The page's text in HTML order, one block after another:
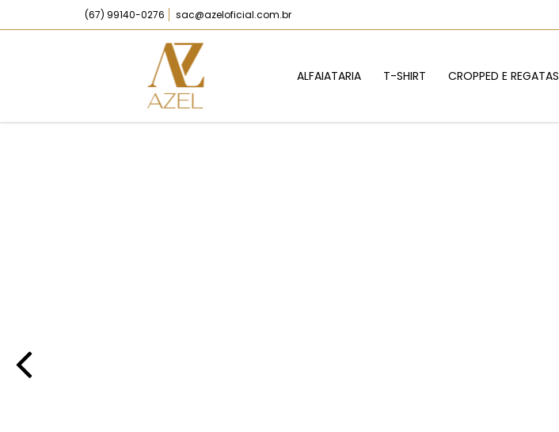
(67) 99140-0276 sac@azeloficial.com.br
ALFAIATARIA T-SHIRT CROPPED E REGATAS